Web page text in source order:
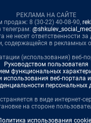
РЕКЛАМА НА САЙТЕ
продаж: 8 (30-22) 40-08-90,
телеграм:
не несет ответственности за
содержащейся в рекламных
(использования) веб-
Руководством пользователя
функциональных
использования веб-портала
персональных
в виде интернет-
на стороне
использования